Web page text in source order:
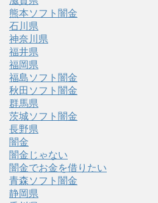
熊本ソフト闇金
石川県
神奈川県
福井県
福岡県
福島ソフト闇金
秋田ソフト闇金
群馬県
茨城ソフト闇金
長野県
闇金
闇金じゃない
闇金でお金を借りたい
青森ソフト闇金
静岡県